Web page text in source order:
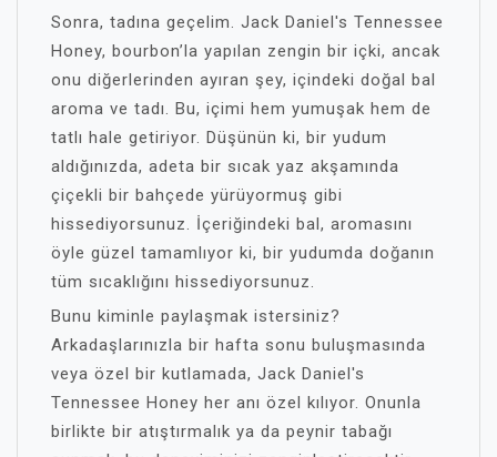
Sonra, tadına geçelim. Jack Daniel's Tennessee
Honey, bourbon’la yapılan zengin bir içki, ancak
onu diğerlerinden ayıran şey, içindeki doğal bal
aroma ve tadı. Bu, içimi hem yumuşak hem de
tatlı hale getiriyor. Düşünün ki, bir yudum
aldığınızda, adeta bir sıcak yaz akşamında
çiçekli bir bahçede yürüyormuş gibi
hissediyorsunuz. İçeriğindeki bal, aromasını
öyle güzel tamamlıyor ki, bir yudumda doğanın
tüm sıcaklığını hissediyorsunuz.
Bunu kiminle paylaşmak istersiniz?
Arkadaşlarınızla bir hafta sonu buluşmasında
veya özel bir kutlamada, Jack Daniel's
Tennessee Honey her anı özel kılıyor. Onunla
birlikte bir atıştırmalık ya da peynir tabağı